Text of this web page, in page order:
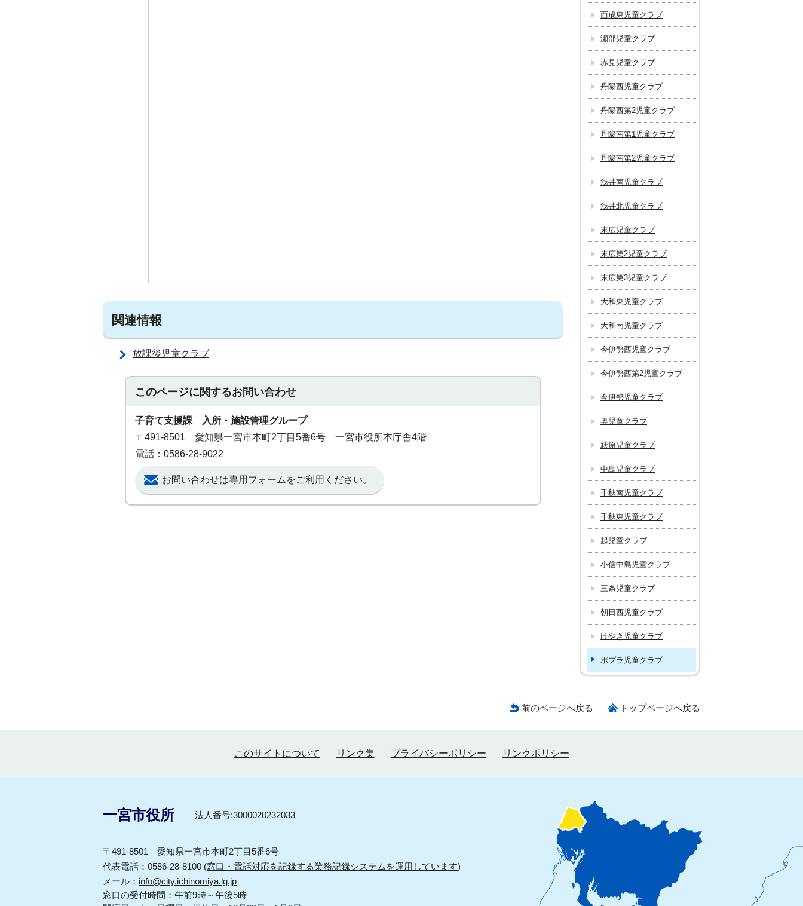
関連情報
放課後児童クラブ
このページに関するお問い合わせ
子育て支援課 入所・施設管理グループ
〒491-8501 愛知県一宮市本町2丁目5番6号 一宮市役所本庁舎4階
電話：0586-28-9022
お問い合わせは専用フォームをご利用ください。
西成東児童クラブ
瀬部児童クラブ
赤見児童クラブ
丹陽西児童クラブ
丹陽西第2児童クラブ
丹陽南第1児童クラブ
丹陽南第2児童クラブ
浅井南児童クラブ
浅井北児童クラブ
末広児童クラブ
末広第2児童クラブ
末広第3児童クラブ
大和東児童クラブ
大和南児童クラブ
今伊勢西児童クラブ
今伊勢西第2児童クラブ
今伊勢児童クラブ
奥児童クラブ
萩原児童クラブ
中島児童クラブ
千秋南児童クラブ
千秋東児童クラブ
起児童クラブ
小信中島児童クラブ
三条児童クラブ
朝日西児童クラブ
けやき児童クラブ
ポプラ児童クラブ
前のページへ戻る トップページへ戻る
このサイトについて リンク集 プライバシーポリシー リンクポリシー
一宮市役所 法人番号:3000020232033
〒491-8501 愛知県一宮市本町2丁目5番6号
代表電話：0586-28-8100 (窓口・電話対応を記録する業務記録システムを運用しています)
メール： info@city.ichinomiya.lg.jp
窓口の受付時間：午前9時～午後5時